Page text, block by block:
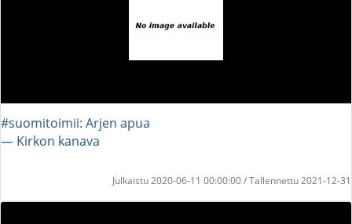
#suomitoimii: Arjen apua
― Kirkon kanava
Julkaistu 2020-06-11 00:00:00 / Tallennettu 2021-12-31